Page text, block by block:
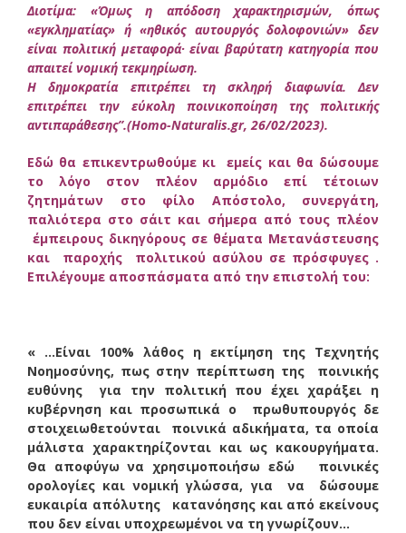
Διοτίμα: «Όμως η απόδοση χαρακτηρισμών, όπως
«εγκληματίας» ή «ηθικός αυτουργός δολοφονιών» δεν
είναι πολιτική μεταφορά· είναι βαρύτατη κατηγορία που
απαιτεί νομική τεκμηρίωση.
Η δημοκρατία επιτρέπει τη σκληρή διαφωνία. Δεν
επιτρέπει την εύκολη ποινικοποίηση της πολιτικής
αντιπαράθεσης”.(Homo-Naturalis.gr, 26/02/2023).
Εδώ θα επικεντρωθούμε κι εμείς και θα δώσουμε
το λόγο στον πλέον αρμόδιο επί τέτοιων
ζητημάτων στο φίλο Απόστολο, συνεργάτη,
παλιότερα στο σάιτ και σήμερα από τους πλέον
έμπειρους δικηγόρους σε θέματα Μετανάστευσης
και παροχής πολιτικού ασύλου σε πρόσφυγες .
Επιλέγουμε αποσπάσματα από την επιστολή του:
« …Είναι 100% λάθος η εκτίμηση της Τεχνητής
Νοημοσύνης, πως στην περίπτωση της ποινικής
ευθύνης για την πολιτική που έχει χαράξει η
κυβέρνηση και προσωπικά ο πρωθυπουργός δε
στοιχειωθετούνται ποινικά αδικήματα, τα οποία
μάλιστα χαρακτηρίζονται και ως κακουργήματα.
Θα αποφύγω να χρησιμοποιήσω εδώ ποινικές
ορολογίες και νομική γλώσσα, για να δώσουμε
ευκαιρία απόλυτης κατανόησης και από εκείνους
που δεν είναι υποχρεωμένοι να τη γνωρίζουν…